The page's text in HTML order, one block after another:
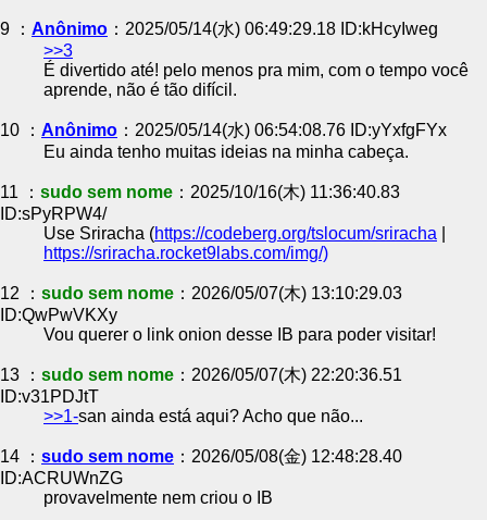
9 ： Anônimo ：2025/05/14(水) 06:49:29.18 ID:kHcyIweg
>>3
É divertido até! pelo menos pra mim, com o tempo você
aprende, não é tão difícil.
10 ： Anônimo ：2025/05/14(水) 06:54:08.76 ID:yYxfgFYx
Eu ainda tenho muitas ideias na minha cabeça.
11 ： sudo sem nome ：2025/10/16(木) 11:36:40.83
ID:sPyRPW4/
Use Sriracha (https://codeberg.org/tslocum/sriracha
https://sriracha.rocket9labs.com/img/)
12 ： sudo sem nome ：2026/05/07(木) 13:10:29.03
ID:QwPwVKXy
Vou querer o link onion desse IB para poder visitar!
13 ： sudo sem nome ：2026/05/07(木) 22:20:36.51
ID:v31PDJtT
>>1-san ainda está aqui? Acho que não...
14 ： sudo sem nome ：2026/05/08(金) 12:48:28.40
ID:ACRUWnZG
provavelmente nem criou o IB